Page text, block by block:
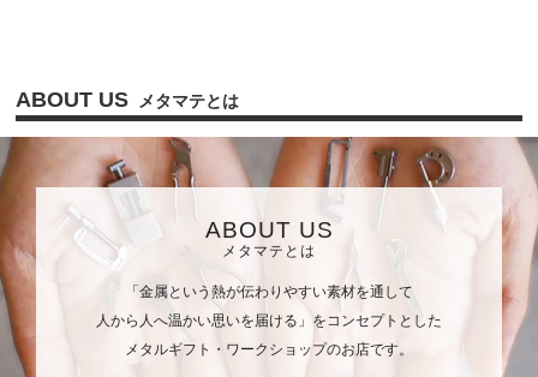
ABOUT US
ABOUT US
メタマテとは
「金属という熱が伝わりやすい素材を通して
人から人へ温かい思いを届ける」をコンセプトとした
メタルギフト・ワークショップのお店です。